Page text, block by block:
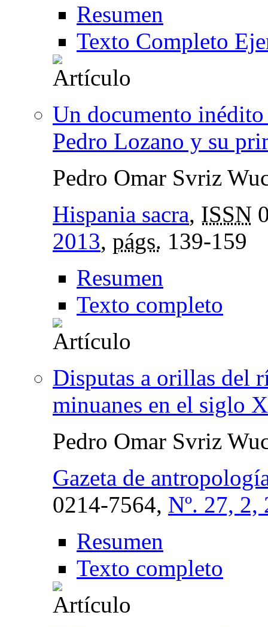
Resumen
Texto Completo
Un documento
Pedro Lozano y su
Pedro Omar Svriz
Hispania sacra, ISSN
2013, págs. 139-159
Resumen
Texto completo
Disputas a orillas del
minuanes en el siglo
Pedro Omar Svriz
Gazeta de
0214-7564, Nº. 27, 2,
Resumen
Texto completo